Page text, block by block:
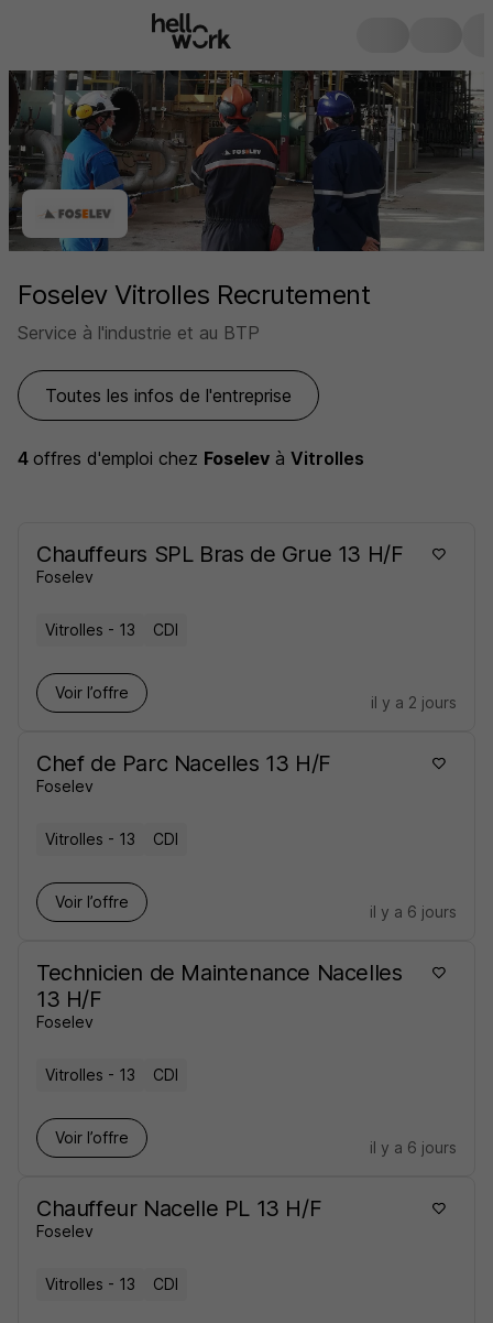
Foselev Vitrolles Recrutement
Service à l'industrie et au BTP
Toutes les infos de l'entreprise
4 offres d'emploi chez Foselev à Vitrolles
Chauffeurs SPL Bras de Grue 13 H/F
Foselev
Vitrolles - 13 CDI
Voir l’offre
il y a 2 jours
Chef de Parc Nacelles 13 H/F
Foselev
Vitrolles - 13 CDI
Voir l’offre
il y a 6 jours
Technicien de Maintenance Nacelles
13 H/F
Foselev
Vitrolles - 13 CDI
Voir l’offre
il y a 6 jours
Chauffeur Nacelle PL 13 H/F
Foselev
Vitrolles - 13 CDI